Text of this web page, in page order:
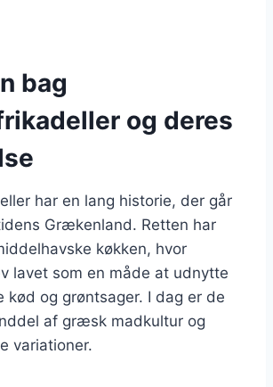
bag
og deres
har en lang historie, der går
Grækenland. Retten har
køkken, hvor
lavet som en måde at udnytte
kød og grøntsager. I dag er de
af græsk madkultur og
variationer.